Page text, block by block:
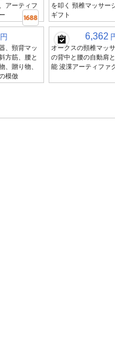
アーティフ
を叩く 頸椎マッサー
ギフト
円
、頸背マッ
方筋、腰と
、贈り物、
模倣
6,362
オークスの頸椎マッ
の背中と腰の自動肩
能 浚渫アーティファ